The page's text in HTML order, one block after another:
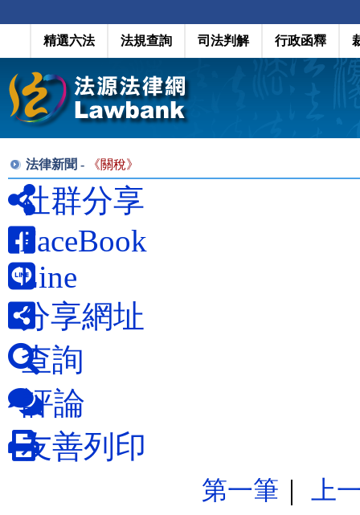
精選六法 法規查詢 司法判解 行政函釋
法律新聞 - 《關稅》
社群分享
FaceBook
Line
分享網址
查詢
評論
友善列印
第一筆 上